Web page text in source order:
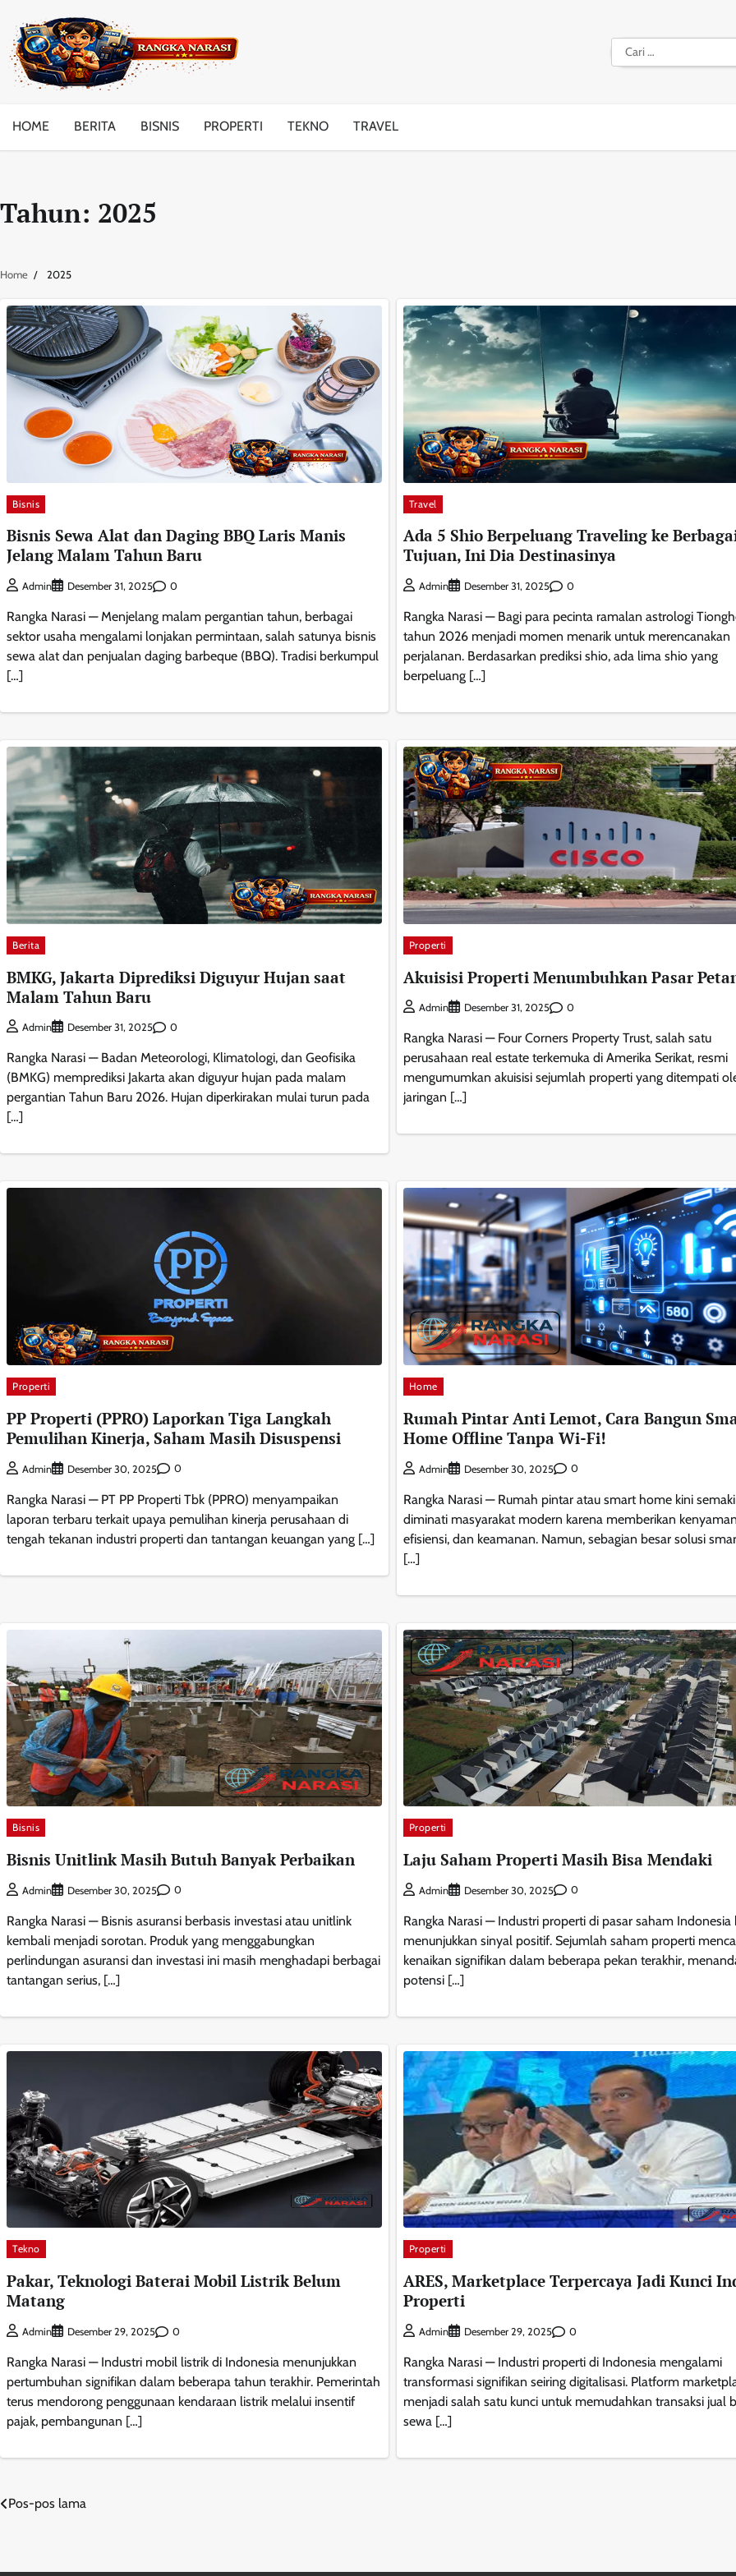
content
Cari
untuk:
HOME BERITA BISNIS PROPERTI TEKNO TRAVEL
Tahun: 2025
Home 2025
Bisnis
Bisnis Sewa Alat dan Daging BBQ Laris Manis
Jelang Malam Tahun Baru
Admin Desember 31, 2025 0
Rangka Narasi — Menjelang malam pergantian tahun, berbagai
sektor usaha mengalami lonjakan permintaan, salah satunya bisnis
sewa alat dan penjualan daging barbeque (BBQ). Tradisi berkumpul
[…]
Travel
Ada 5 Shio Berpeluang Traveling ke
Tujuan, Ini Dia Destinasinya
Admin Desember 31, 2025 0
Rangka Narasi — Bagi para pecinta ramalan astrologi
tahun 2026 menjadi momen menarik untuk merencanakan
perjalanan. Berdasarkan prediksi shio, ada lima shio yang
berpeluang […]
Berita
BMKG, Jakarta Diprediksi Diguyur Hujan saat
Malam Tahun Baru
Admin Desember 31, 2025 0
Rangka Narasi — Badan Meteorologi, Klimatologi, dan Geofisika
(BMKG) memprediksi Jakarta akan diguyur hujan pada malam
pergantian Tahun Baru 2026. Hujan diperkirakan mulai turun pada
[…]
Properti
Akuisisi Properti Menumbuhkan Pasar
Admin Desember 31, 2025 0
Rangka Narasi — Four Corners Property Trust, salah satu
perusahaan real estate terkemuka di Amerika Serikat, resmi
mengumumkan akuisisi sejumlah properti yang ditempati
jaringan […]
Properti
PP Properti (PPRO) Laporkan Tiga Langkah
Pemulihan Kinerja, Saham Masih Disuspensi
Admin Desember 30, 2025 0
Rangka Narasi — PT PP Properti Tbk (PPRO) menyampaikan
laporan terbaru terkait upaya pemulihan kinerja perusahaan di
tengah tekanan industri properti dan tantangan keuangan yang […]
Home
Rumah Pintar Anti Lemot, Cara Bangun
Home Offline Tanpa Wi-Fi!
Admin Desember 30, 2025 0
Rangka Narasi — Rumah pintar atau smart home kini
diminati masyarakat modern karena memberikan
efisiensi, dan keamanan. Namun, sebagian besar solusi
[…]
Bisnis
Bisnis Unitlink Masih Butuh Banyak Perbaikan
Admin Desember 30, 2025 0
Rangka Narasi — Bisnis asuransi berbasis investasi atau unitlink
kembali menjadi sorotan. Produk yang menggabungkan
perlindungan asuransi dan investasi ini masih menghadapi berbagai
tantangan serius, […]
Properti
Laju Saham Properti Masih Bisa Mendaki
Admin Desember 30, 2025 0
Rangka Narasi — Industri properti di pasar saham Indonesia
menunjukkan sinyal positif. Sejumlah saham properti
kenaikan signifikan dalam beberapa pekan terakhir,
potensi […]
Tekno
Pakar, Teknologi Baterai Mobil Listrik Belum
Matang
Admin Desember 29, 2025 0
Rangka Narasi — Industri mobil listrik di Indonesia menunjukkan
pertumbuhan signifikan dalam beberapa tahun terakhir. Pemerintah
terus mendorong penggunaan kendaraan listrik melalui insentif
pajak, pembangunan […]
Properti
ARES, Marketplace Terpercaya Jadi Kunci
Properti
Admin Desember 29, 2025 0
Rangka Narasi — Industri properti di Indonesia mengalami
transformasi signifikan seiring digitalisasi. Platform
menjadi salah satu kunci untuk memudahkan transaksi jual
sewa […]
Navigasi
Pos-pos lama